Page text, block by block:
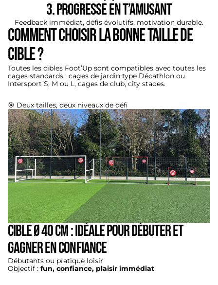
3. Progresse en t’amusant
Feedback immédiat, défis évolutifs, motivation durable.
Comment choisir la bonne taille de
cible ?
Toutes les cibles Foot’Up sont compatibles avec toutes les
cages standards : cages de jardin type Décathlon ou
Intersport S, M ou L, cages de club, city stades.
🎯 Deux tailles, deux niveaux de défi
Cible Ø 40 cm : Idéale pour débuter et
gagner en confiance
Débutants ou pratique loisir
Objectif : fun, confiance, plaisir immédiat